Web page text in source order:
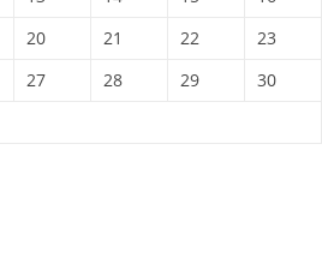
20 21 22
23
27 28 29
30